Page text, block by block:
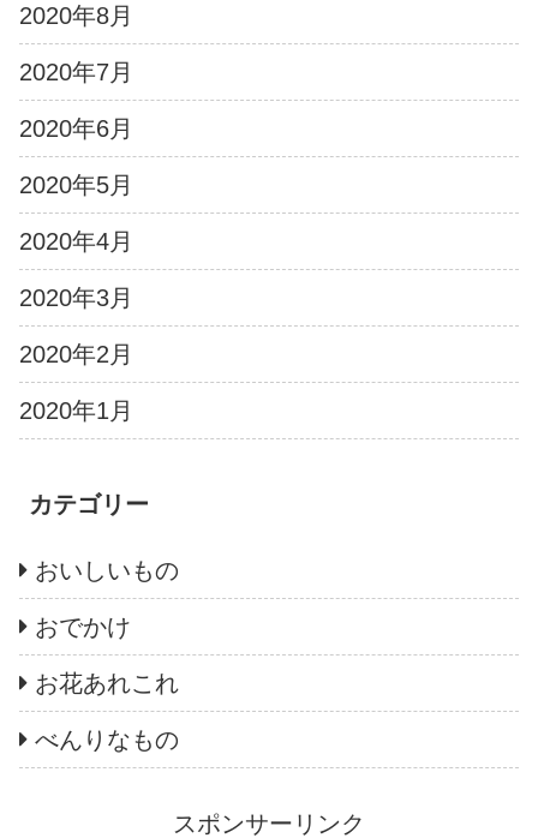
2020年8月
2020年7月
2020年6月
2020年5月
2020年4月
2020年3月
2020年2月
2020年1月
カテゴリー
おいしいもの
おでかけ
お花あれこれ
べんりなもの
スポンサーリンク